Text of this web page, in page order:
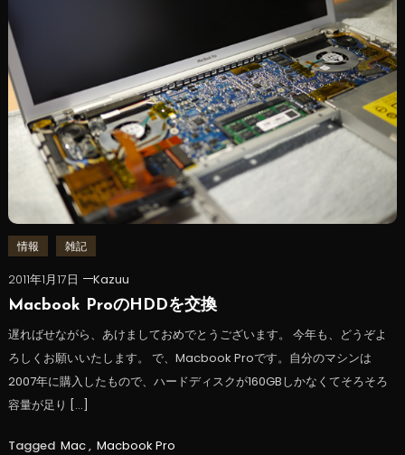
情報 雑記
2011年1月17日
Kazuu
Macbook ProのHDDを交換
遅ればせながら、あけましておめでとうございます。 今年も、どうぞよ
ろしくお願いいたします。 で、Macbook Proです。自分のマシンは
2007年に購入したもので、ハードディスクが160GBしかなくてそろそろ
容量が足り […]
Tagged Mac, Macbook Pro